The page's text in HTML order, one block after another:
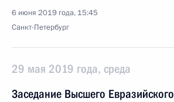
6 июня 2019 года, 15:45
Санкт-Петербург
29 мая 2019 года, среда
Заседание Высшего Евразийского